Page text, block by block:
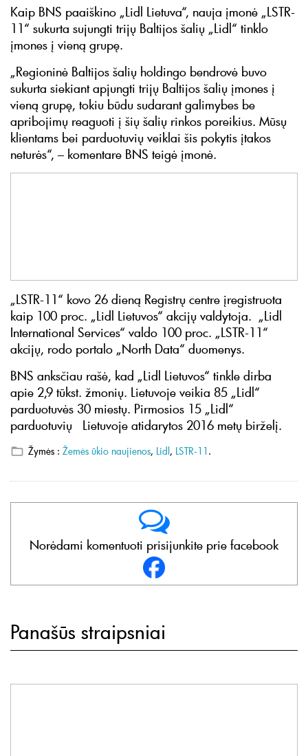
Kaip BNS paaiškino „Lidl Lietuva“, nauja įmonė „LSTR-
11“ sukurta sujungti trijų Baltijos šalių „Lidl“ tinklo
įmones į vieną grupę.
„Regioninė Baltijos šalių holdingo bendrovė buvo
sukurta siekiant apjungti trijų Baltijos šalių įmones į
vieną grupę, tokiu būdu sudarant galimybes be
apribojimų reaguoti į šių šalių rinkos poreikius. Mūsų
klientams bei parduotuvių veiklai šis pokytis įtakos
neturės“, – komentare BNS teigė įmonė.
„LSTR-11“ kovo 26 dieną Registrų centre įregistruota
kaip 100 proc. „Lidl Lietuvos“ akcijų valdytoja. „Lidl
International Services“ valdo 100 proc. „LSTR-11“
akcijų, rodo portalo „North Data“ duomenys.
BNS anksčiau rašė, kad „Lidl Lietuvos“ tinkle dirba
apie 2,9 tūkst. žmonių. Lietuvoje veikia 85 „Lidl“
parduotuvės 30 miestų. Pirmosios 15 „Lidl“
parduotuvių Lietuvoje atidarytos 2016 metų birželį.
Žymės : Žemės ūkio naujienos, Lidl, LSTR-11 .
Norėdami komentuoti prisijunkite prie facebook
Panašūs straipsniai